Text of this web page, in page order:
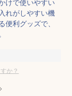
けで使いやすい
れがしやすい機
利グッズで、
か？
>